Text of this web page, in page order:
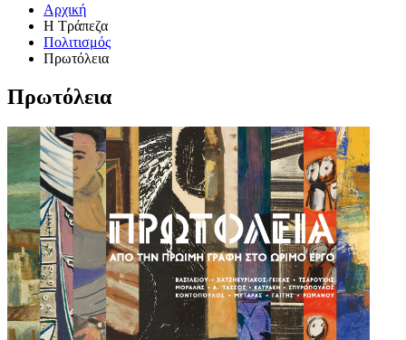
Αρχική
Η Τράπεζα
Πολιτισμός
Πρωτόλεια
Πρωτόλεια